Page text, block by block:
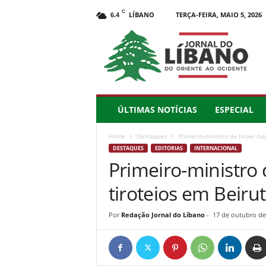
6.4 C LÍBANO TERÇA-FEIRA, MAIO 5, 2026
o
ÚLTIMAS NOTÍCIAS ESPECIAL
Home Destaques Primeiro-ministro de Israel
DESTAQUES EDITORIAS INTERNACIONAL
Primeiro-ministro
tiroteios em
Por Redação Jornal do Líbano- 17 de outubro de